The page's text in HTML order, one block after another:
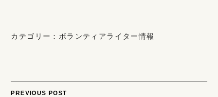
カテゴリー： ボランティアライター情報
Post
PREVIOUS POST